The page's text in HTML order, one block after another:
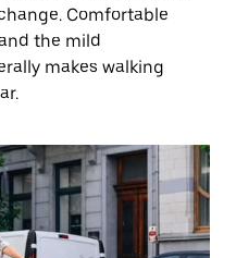
Comfortable
the mild
makes walking